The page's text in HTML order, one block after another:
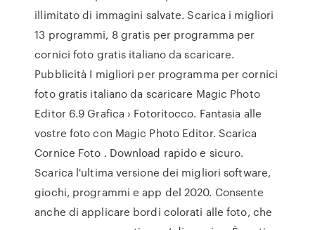
illimitato di immagini salvate. Scarica i migliori
13 programmi, 8 gratis per programma per
cornici foto gratis italiano da scaricare.
Pubblicità I migliori per programma per cornici
foto gratis italiano da scaricare Magic Photo
Editor 6.9 Grafica › Fotoritocco. Fantasia alle
vostre foto con Magic Photo Editor. Scarica
Cornice Foto . Download rapido e sicuro.
Scarica l'ultima versione dei migliori software,
giochi, programmi e app del 2020. Consente
anche di applicare bordi colorati alle foto, che